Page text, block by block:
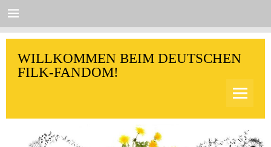
to
content
filk.de
WILLKOMMEN BEIM DEUTSCHEN
FILK-FANDOM!